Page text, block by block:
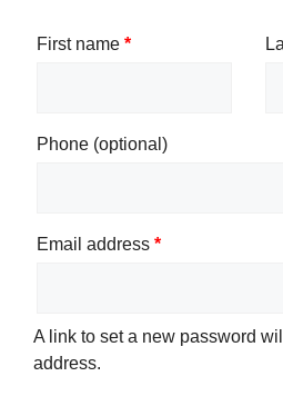
First name *
Phone (optional)
Email address *
A link to set a new password
address.